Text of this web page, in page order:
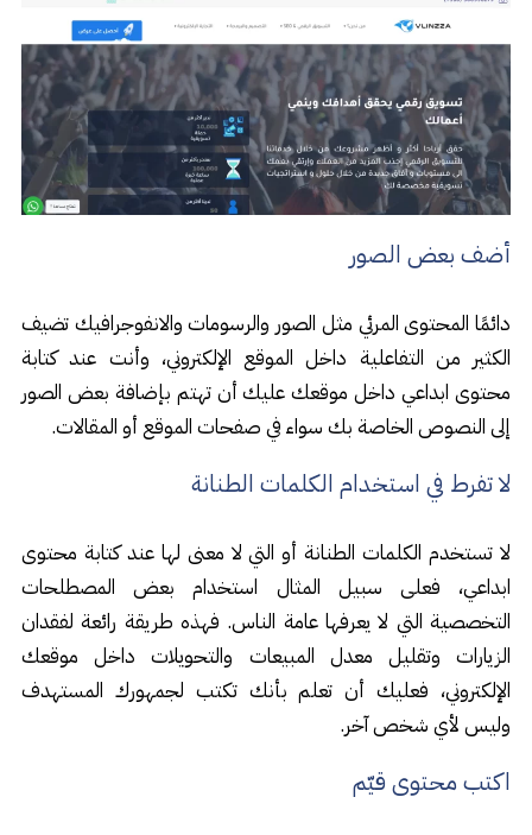
أضف بعض الصور
دائمًا المحتوى المرئي مثل الصور والرسومات والانفوجرافيك تضيف
الكثير من التفاعلية داخل الموقع الإلكتروني، وأنت عند كتابة
محتوى ابداعي داخل موقعك عليك أن تهتم بإضافة بعض الصور
إلى النصوص الخاصة بك سواء في صفحات الموقع أو المقالات.
لا تفرط في استخدام الكلمات الطنانة
لا تستخدم الكلمات الطنانة أو التي لا معنى لها عند كتابة محتوى
ابداعي، فعلى سبيل المثال استخدام بعض المصطلحات
التخصصية التي لا يعرفها عامة الناس. فهذه طريقة رائعة لفقدان
الزيارات وتقليل معدل المبيعات والتحويلات داخل موقعك
الإلكتروني، فعليك أن تعلم بأنك تكتب لجمهورك المستهدف
وليس لأي شخص آخر.
اكتب محتوى قيّم